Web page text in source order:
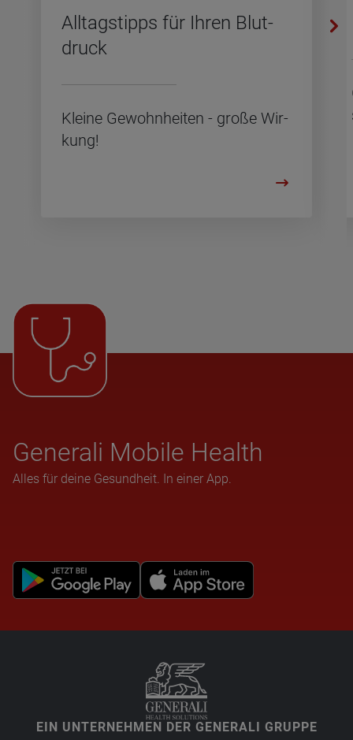
All­tags­tipps für Ihren Blut­
druck
Klei­ne Ge­wohn­hei­ten - große Wir­
kung!
Gene­rali Mobile Health
Alles für deine Gesundheit. In einer App.
EIN UNTERNEHMEN DER GENERALI GRUPPE